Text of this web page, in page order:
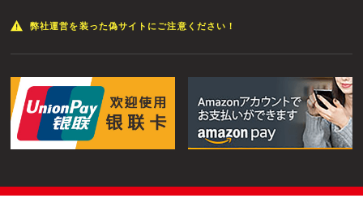
弊社運営を装った偽サイトにご注意ください！